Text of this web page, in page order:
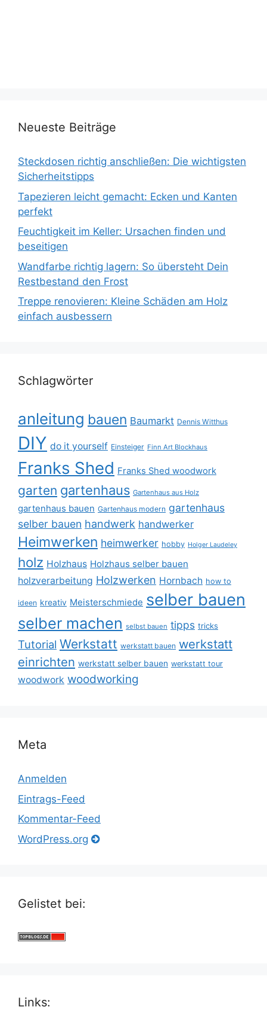
Neueste Beiträge
Steckdosen richtig anschließen: Die wichtigsten
Sicherheitstipps
Tapezieren leicht gemacht: Ecken und Kanten
perfekt
Feuchtigkeit im Keller: Ursachen finden und
beseitigen
Wandfarbe richtig lagern: So übersteht Dein
Restbestand den Frost
Treppe renovieren: Kleine Schäden am Holz
einfach ausbessern
Schlagwörter
anleitung bauen Baumarkt Dennis Witthus
DIY do it yourself Einsteiger Finn Art Blockhaus
Franks Shed Franks Shed woodwork
garten gartenhaus Gartenhaus aus Holz
gartenhaus bauen Gartenhaus modern gartenhaus
selber bauen handwerk handwerker
Heimwerken heimwerker hobby Holger Laudeley
holz Holzhaus Holzhaus selber bauen
holzverarbeitung Holzwerken Hornbach how to
ideen kreativ Meisterschmiede selber bauen
selber machen selbst bauen tipps tricks
Tutorial Werkstatt werkstatt bauen werkstatt
einrichten werkstatt selber bauen werkstatt tour
woodwork woodworking
Meta
Anmelden
Eintrags-Feed
Kommentar-Feed
WordPress.org
Gelistet bei:
Links: